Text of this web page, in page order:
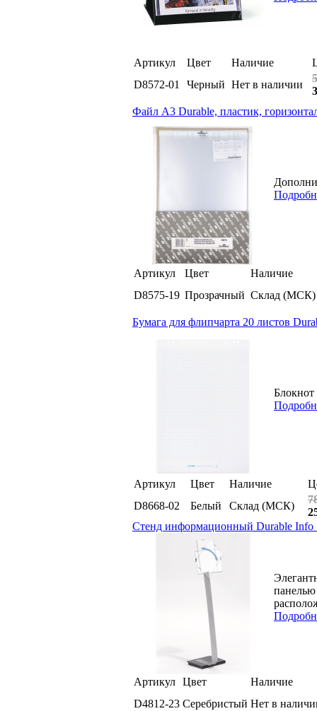
Артикул Цвет Наличие
D8572-01
Черный Нет в наличии
Файл А3 Durable, пластик,
Артикул Цвет
Наличие
D8575-19 Прозрачный Склад (МСК)
Бумага для флипчарта 20 листов
Блокнот
Артикул Цвет Наличие
D8668-02
Белый Склад (МСК)
Стенд информационный Durable Info
панелью
Артикул Цвет
Наличие
D4812-23 Серебристый Нет в